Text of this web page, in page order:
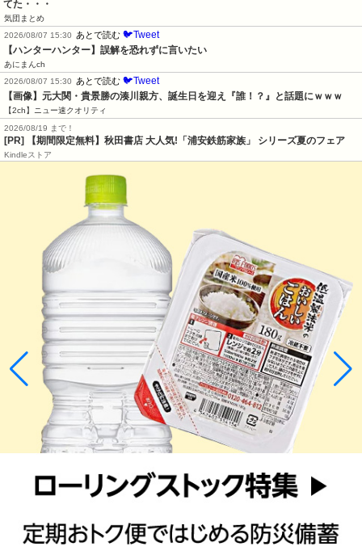
てた・・・
気団まとめ
2026/08/07 15:30
あとで読む 🐦Tweet
【ハンターハンター】誤解を恐れずに言いたい
あにまんch
2026/08/07 15:30
あとで読む 🐦Tweet
【画像】元大関・貴景勝の湊川親方、誕生日を迎え『誰！？』と話題にｗｗｗ
【2ch】ニュー速クオリティ
2026/08/19 まで！
[PR] 【期間限定無料】秋田書店 大人気!「浦安鉄筋家族」 シリーズ夏のフェア
Kindleストア